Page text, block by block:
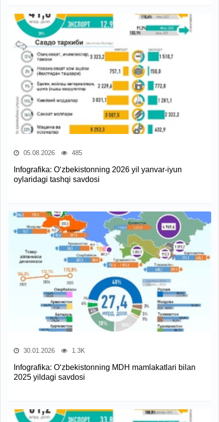
05.08.2026 485
Infografika: O‘zbekistonning 2026 yil yanvar-iyun
oylaridagi tashqi savdosi
30.01.2026 1.3K
Infografika: O‘zbekistonning MDH mamlakatlari bilan
2025 yildagi savdosi